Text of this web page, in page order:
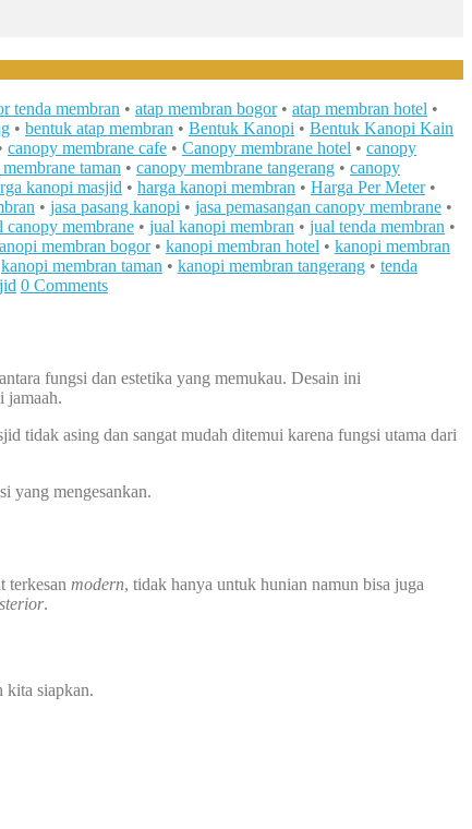
tenda membran • atap membran bogor• atap membran hotel •
• bentuk atap membran • Bentuk Kanopi • Bentuk Kanopi Kain
canopy membrane cafe • Canopy membrane hotel • canopy
taman • canopy membrane tangerang • canopy
kanopi masjid • harga kanopi membran • Harga Per Meter•
• jasa pasang kanopi • jasa pemasangan canopy membrane •
canopy membrane • jual kanopi membran • jual tenda membran •
membran bogor• kanopi membran hotel • kanopi membran
kanopi membran taman • kanopi membran tangerang • tenda
0 Comments
fungsi dan estetika yang memukau. Desain ini
jamaah.
tidak asing dan sangat mudah ditemui karena fungsi utama dari
yang mengesankan.
terkesan modern, tidak hanya untuk hunian namun bisa juga
.
kita siapkan.